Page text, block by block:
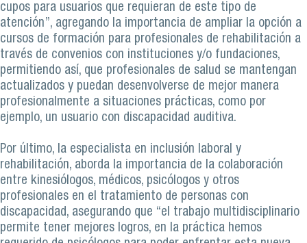
cupos para usuarios que requieran de este tipo de
atención”, agregando la importancia de ampliar la opción a
cursos de formación para profesionales de rehabilitación a
través de convenios con instituciones y/o fundaciones,
permitiendo así, que profesionales de salud se mantengan
actualizados y puedan desenvolverse de mejor manera
profesionalmente a situaciones prácticas, como por
ejemplo, un usuario con discapacidad auditiva.
Por último, la especialista en inclusión laboral y
rehabilitación, aborda la importancia de la colaboración
entre kinesiólogos, médicos, psicólogos y otros
profesionales en el tratamiento de personas con
discapacidad, asegurando que “el trabajo multidisciplinario
permite tener mejores logros, en la práctica hemos